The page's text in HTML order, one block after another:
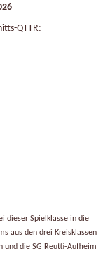
QTTR:
dieser Spielklasse in die
aus den drei Kreisklassen
und die SG Reutti-Aufheim